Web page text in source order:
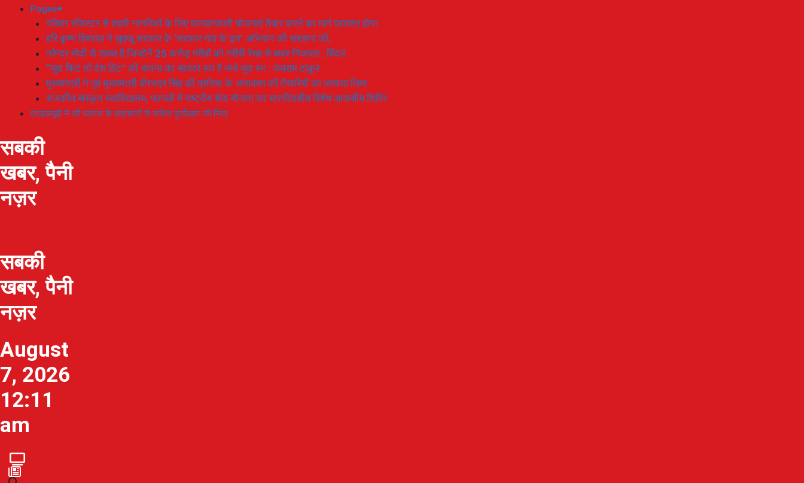
Pages
परिवार रजिस्टर से शहरी नागरिकों के लिए कल्याणकारी योजनाएं तैयार करने का मार्ग प्रशस्त होगा
हरि कृष्ण हिमराल ने सुक्खू सरकार के ‘सरकार गांव के द्वार’ अभियान की सराहना की,
नरेन्द्र मोदी वो शख्स है जिन्होनें 25 करोड़ गरीबों को गरीबी रेखा से बाहर निकाला : बिंदल
“युवा फिट तो देश हिट” की भावना का साकार रूप है नमो युवा रन : जयराम ठाकुर
मुख्यमंत्री ने पूर्व मुख्यमंत्री वीरभद्र सिंह की प्रतिमा के अनावरण की तैयारियों का जायजा लिया
राजकीय संस्कृत महाविद्यालय, फागली में राष्ट्रीय सेवा योजना का सप्तदिवसीय विशेष आवासीय शिविर
एमडब्ल्यूबी ने की पलवल के पत्रकारों से कथित दुर्व्यवहार की निंदा
सबकी
खबर, पैनी
नज़र
सबकी
खबर, पैनी
नज़र
August
7, 2026
12:11
am